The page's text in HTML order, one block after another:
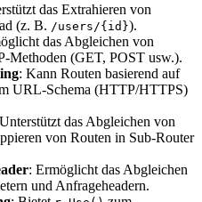
das Extrahieren von
(z. B. /users/{id}).
das Abgleichen von
Methoden (GET, POST usw.).
: Kann Routen basierend auf
URL-Schema (HTTP/HTTPS)
das Abgleichen von
von Routen in Sub-Router
: Ermöglicht das Abgleichen
und Anfrageheadern.